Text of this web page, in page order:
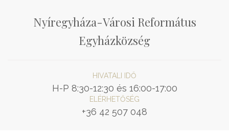
Nyíregyháza-Városi Református
Egyházközség
HIVATALI IDŐ
H-P 8:30-12:30 és 16:00-17:00
ELÉRHETŐSÉG
+36 42 507 048